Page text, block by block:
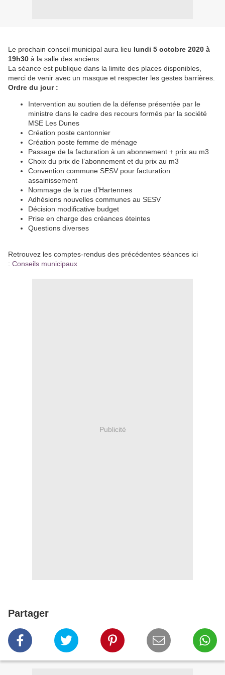
Le prochain conseil municipal aura lieu lundi 5 octobre 2020 à
19h30 à la salle des anciens.
La séance est publique dans la limite des places disponibles,
merci de venir avec un masque et respecter les gestes barrières.
Ordre du jour :
Intervention au soutien de la défense présentée par le
ministre dans le cadre des recours formés par la société
MSE Les Dunes
Création poste cantonnier
Création poste femme de ménage
Passage de la facturation à un abonnement + prix au m3
Choix du prix de l’abonnement et du prix au m3
Convention commune SESV pour facturation
assainissement
Nommage de la rue d’Hartennes
Adhésions nouvelles communes au SESV
Décision modificative budget
Prise en charge des créances éteintes
Questions diverses
Retrouvez les comptes-rendus des précédentes séances ici
: Conseils municipaux
Publicité
Partager